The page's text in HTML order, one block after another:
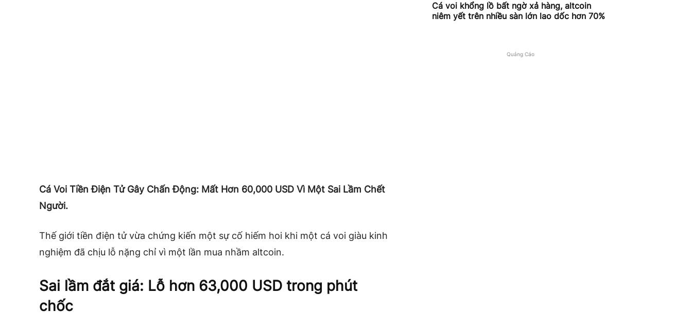
Cá Voi Tiền Điện Tử Gây Chấn Động: Mất Hơn 60,000 USD Vì Một Sai Lầm Chết
Người.
Thế giới tiền điện tử vừa chứng kiến một sự cố hiếm hoi khi một cá voi giàu kinh
nghiệm đã chịu lỗ nặng chỉ vì một lần mua nhầm altcoin.
Sai lầm đắt giá: Lỗ hơn 63,000 USD trong phút
chốc
Cá voi khổng lồ bất ngờ xả hàng, altcoin
niêm yết trên nhiều sàn lớn lao dốc hơn 70%
Quảng Cáo